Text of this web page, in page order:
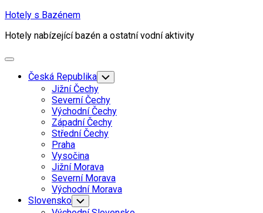
Skip
content
Hotely s Bazénem
Hotely nabízející bazén a ostatní vodní aktivity
Expand
Česká Republika Toggle
Child
Menu
Jižní Čechy
Severní Čechy
Východní Čechy
Západní Čechy
Střední Čechy
Praha
Vysočina
Jižní Morava
Severní Morava
Východní Morava
Slovensko Toggle
Child